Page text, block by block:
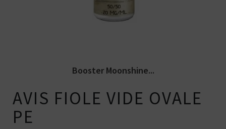
Booster Moonshine...
AVIS FIOLE VIDE OVALE
PE